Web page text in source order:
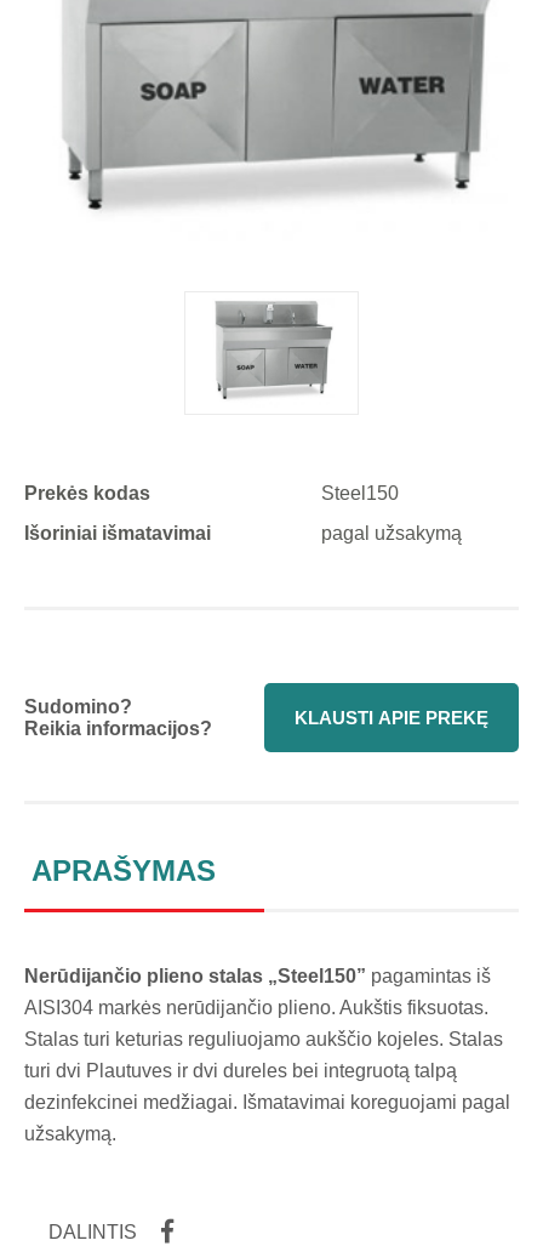
Prekės kodas
Steel150
Išoriniai išmatavimai
pagal užsakymą
Sudomino?
Reikia informacijos?
KLAUSTI APIE PREKĘ
APRAŠYMAS
Nerūdijančio plieno stalas „Steel150” pagamintas iš
AISI304 markės nerūdijančio plieno. Aukštis fiksuotas.
Stalas turi keturias reguliuojamo aukščio kojeles. Stalas
turi dvi Plautuves ir dvi dureles bei integruotą talpą
dezinfekcinei medžiagai. Išmatavimai koreguojami pagal
užsakymą.
DALINTIS